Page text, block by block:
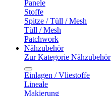
Panele
Stoffe
Spitze / Tüll / Mesh
Tüll / Mesh
Patchwork
Nähzubehör
Zur Kategorie Nähzubehör
Einlagen / Vliestoffe
Lineale
Makierung